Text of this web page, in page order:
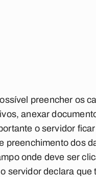
preencher os
anexar
o servidor
preenchimento dos
onde deve ser
servidor declara que